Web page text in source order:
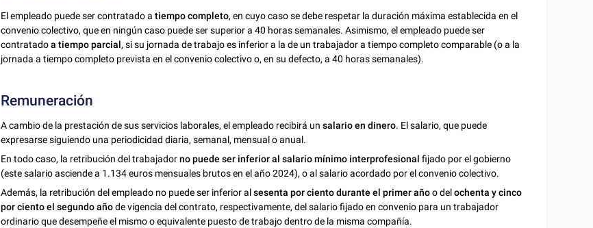
El empleado puede ser contratado atiempo completo, en cuyo caso se debe respetar la duración máxima establecida en el
convenio colectivo, que en ningún caso puede ser superior a 40 horas semanales. Asimismo, el empleado puede ser
contratadoa tiempo parcial, si su jornada de trabajo es inferior a la de un trabajador a tiempo completo comparable (o a la
jornada a tiempo completo prevista en el convenio colectivo o, en su defecto, a 40 horas semanales).
Remuneración
A cambio de la prestación de sus servicios laborales, el empleado recibirá unsalario en dinero. El salario, que puede
expresarse siguiendo una periodicidad diaria, semanal, mensual o anual.
En todo caso, la retribución del trabajadorno puede ser inferior al salario mínimo interprofesional fijado por el gobierno
(este salario asciende a 1.134 euros mensuales brutos en el año 2024), o al salario acordado por el convenio colectivo.
Además, la retribución del empleado no puede ser inferior alsesenta por cientodurante el primer añoo delochenta y cinco
por ciento el segundo añode vigencia del contrato, respectivamente, del salario fijado en convenio para un trabajador
ordinario que desempeñe el mismo o equivalente puesto de trabajo dentro de la misma compañía.